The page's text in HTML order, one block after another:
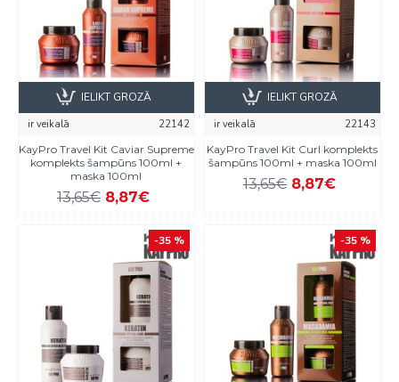
ir veikalā
22142
KayPro Travel Kit Caviar Supreme
komplekts šampūns 100ml +
maska 100ml
13,65€ 8,87€
IELIKT GROZĀ
ir veikalā
22143
KayPro Travel Kit Curl komplekts
šampūns 100ml + maska 100ml
13,65€ 8,87€
IELIKT GROZĀ
-35 % -35 %